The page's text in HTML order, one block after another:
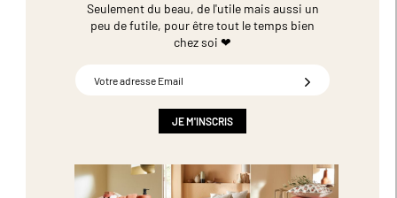
Seulement du beau, de l'utile mais aussi un
peu de futile, pour être tout le temps bien
chez soi ❤
JE M'INSCRIS